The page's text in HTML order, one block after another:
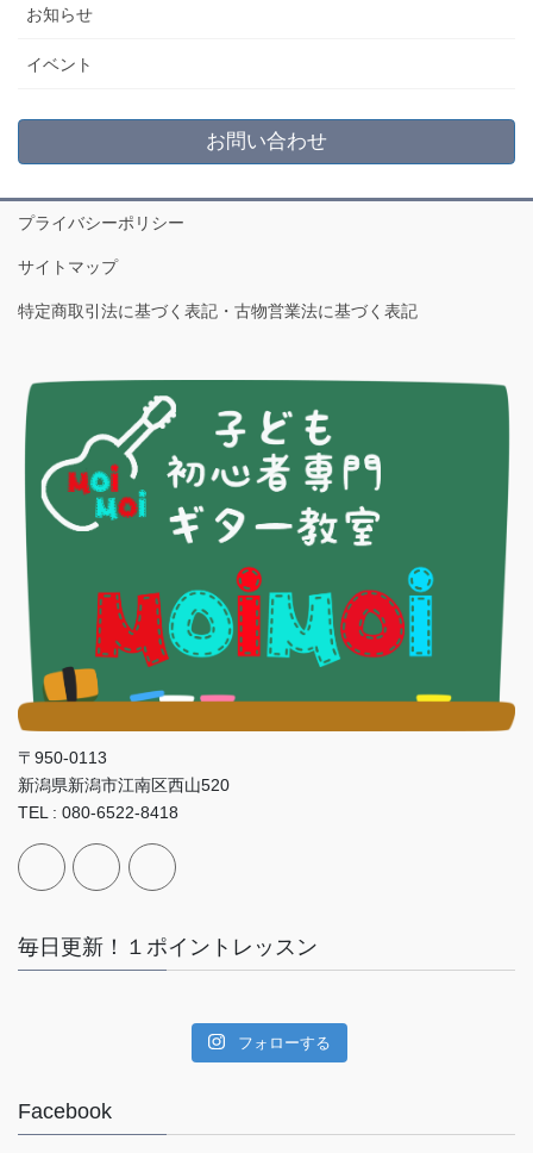
お知らせ
イベント
お問い合わせ
プライバシーポリシー
サイトマップ
特定商取引法に基づく表記・古物営業法に基づく表記
〒950-0113
新潟県新潟市江南区西山520
TEL : 080-6522-8418
毎日更新！１ポイントレッスン
フォローする
Facebook